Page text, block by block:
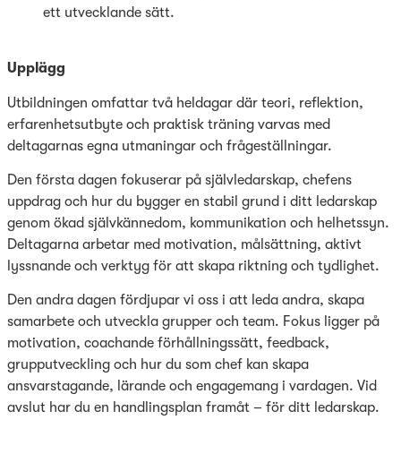
ett utvecklande sätt.
Upplägg
Utbildningen omfattar två heldagar där teori, reflektion,
erfarenhetsutbyte och praktisk träning varvas med
deltagarnas egna utmaningar och frågeställningar.
Den första dagen fokuserar på självledarskap, chefens
uppdrag och hur du bygger en stabil grund i ditt ledarskap
genom ökad självkännedom, kommunikation och helhetssyn.
Deltagarna arbetar med motivation, målsättning, aktivt
lyssnande och verktyg för att skapa riktning och tydlighet.
Den andra dagen fördjupar vi oss i att leda andra, skapa
samarbete och utveckla grupper och team. Fokus ligger på
motivation, coachande förhållningssätt, feedback,
grupputveckling och hur du som chef kan skapa
ansvarstagande, lärande och engagemang i vardagen. Vid
avslut har du en handlingsplan framåt – för ditt ledarskap.